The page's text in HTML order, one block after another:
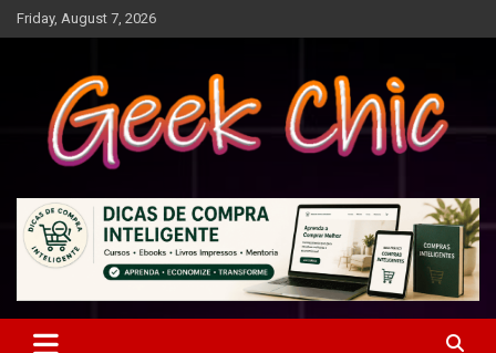
Skip
to
Friday, August 7, 2026
Geek Chic